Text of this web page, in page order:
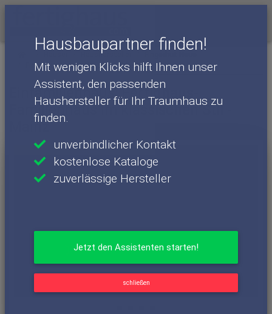
Hausbaupartner finden!
Mit wenigen Klicks hilft Ihnen unser
Assistent, den passenden
Haushersteller für Ihr Traumhaus zu
finden.
unverbindlicher Kontakt
kostenlose Kataloge
zuverlässige Hersteller
Jetzt den Assistenten starten!
schließen
Haushersteller
Fingerhut Haus - Häuser
Mainz
Einfamilienhaus: Fertighaus-
Familienhaus im klassischen Stil -
Mainz